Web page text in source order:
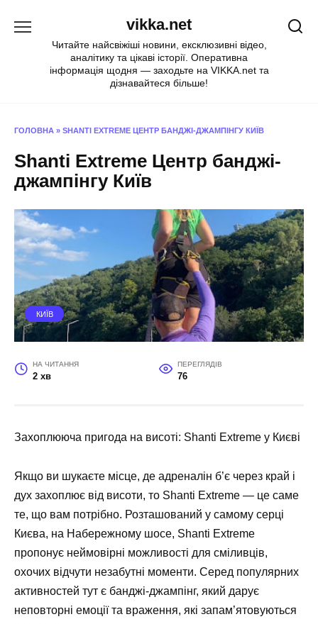
vikka.net
Читайте найсвіжіші новини, ексклюзивні відео,
аналітику та цікаві історії. Оперативна
інформація щодня — заходьте на VIKKA.net та
дізнавайтеся більше!
ГОЛОВНА » SHANTI EXTREME ЦЕНТР БАНДЖІ-ДЖАМПІНГУ КИЇВ
Shanti Extreme Центр банджі-
джампінгу Київ
КИЇВ
НА ЧИТАННЯ
2 хв
ПЕРЕГЛЯДІВ
76
Захоплююча пригода на висоті: Shanti Extreme у Києві
Якщо ви шукаєте місце, де адреналін б’є через край і
дух захоплює від висоти, то Shanti Extreme — це саме
те, що вам потрібно. Розташований у самому серці
Києва, на Набережному шосе, Shanti Extreme
пропонує неймовірні можливості для сміливців,
охочих відчути незабутні моменти. Серед популярних
активностей тут є банджі-джампінг, який дарує
неповторні емоції та враження, які запам’ятовуються